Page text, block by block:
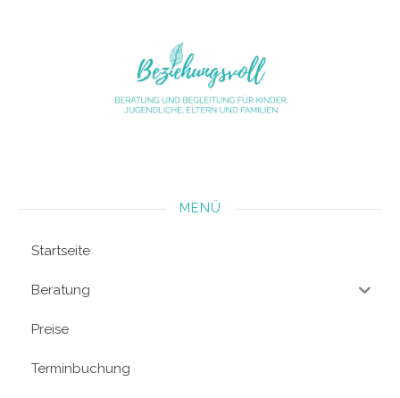
MENÜ
Startseite
Beratung
Preise
Terminbuchung